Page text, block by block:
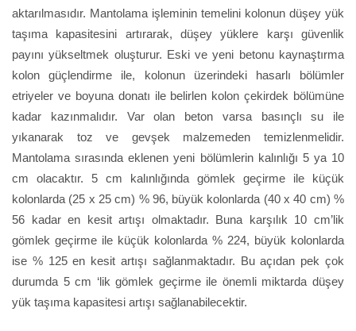
aktarılmasıdır. Mantolama işleminin temelini kolonun düşey yük
taşıma kapasitesini artırarak, düşey yüklere karşı güvenlik
payını yükseltmek oluşturur. Eski ve yeni betonu kaynaştırma
kolon güçlendirme ile, kolonun üzerindeki hasarlı bölümler
etriyeler ve boyuna donatı ile belirlen kolon çekirdek bölümüne
kadar kazınmalıdır. Var olan beton varsa basınçlı su ile
yıkanarak toz ve gevşek malzemeden temizlenmelidir.
Mantolama sırasında eklenen yeni bölümlerin kalınlığı 5 ya 10
cm olacaktır. 5 cm kalınlığında gömlek geçirme ile küçük
kolonlarda (25 x 25 cm) % 96, büyük kolonlarda (40 x 40 cm) %
56 kadar en kesit artışı olmaktadır. Buna karşılık 10 cm’lik
gömlek geçirme ile küçük kolonlarda % 224, büyük kolonlarda
ise % 125 en kesit artışı sağlanmaktadır. Bu açıdan pek çok
durumda 5 cm ‘lik gömlek geçirme ile önemli miktarda düşey
yük taşıma kapasitesi artışı sağlanabilecektir.